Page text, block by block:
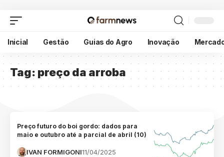
Inicial Gestão Guias do Agro Inovação
Tag: preço da arroba
Preço futuro do boi gordo: dados para
maio e outubro até a parcial de abril (10)
IVAN FORMIGONI11/04/2025